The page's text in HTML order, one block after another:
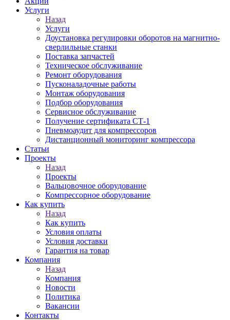
Услуги
Назад
Услуги
Доустановка регулировки оборотов на магнитно-
сверлильные станки
Поставка запчастей
Техническое обслуживание
Ремонт оборудования
Пусконаладочные работы
Монтаж оборудования
Подбор оборудования
Сервисное обслуживание
Получение сертификата СТ-1
Пневмоаудит для компрессоров
Дистанционный мониторинг компрессора
Статьи
Проекты
Назад
Проекты
Вальцовочное оборудование
Компрессорное оборудование
Как купить
Назад
Как купить
Условия оплаты
Условия доставки
Гарантия на товар
Компания
Назад
Компания
Новости
Политика
Вакансии
Контакты